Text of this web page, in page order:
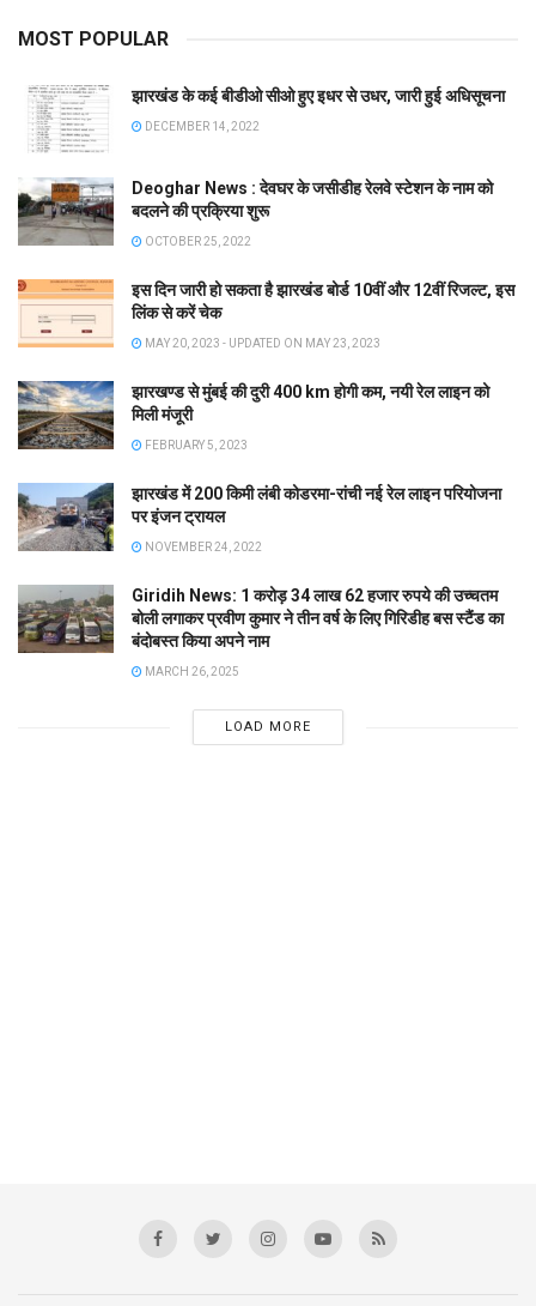
MOST POPULAR
झारखंड के कई बीडीओ सीओ हुए इधर से उधर, जारी हुई अधिसूचना
DECEMBER 14, 2022
Deoghar News : देवघर के जसीडीह रेलवे स्टेशन के नाम को
बदलने की प्रक्रिया शुरू
OCTOBER 25, 2022
इस दिन जारी हो सकता है झारखंड बोर्ड 10वीं और 12वीं रिजल्ट, इस
लिंक से करें चेक
MAY 20, 2023 - UPDATED ON MAY 23, 2023
झारखण्ड से मुंबई की दुरी 400 km होगी कम, नयी रेल लाइन को
मिली मंजूरी
FEBRUARY 5, 2023
झारखंड में 200 किमी लंबी कोडरमा-रांची नई रेल लाइन परियोजना
पर इंजन ट्रायल
NOVEMBER 24, 2022
Giridih News: 1 करोड़ 34 लाख 62 हजार रुपये की उच्चतम
बोली लगाकर प्रवीण कुमार ने तीन वर्ष के लिए गिरिडीह बस स्टैंड का
बंदोबस्त किया अपने नाम
MARCH 26, 2025
LOAD MORE